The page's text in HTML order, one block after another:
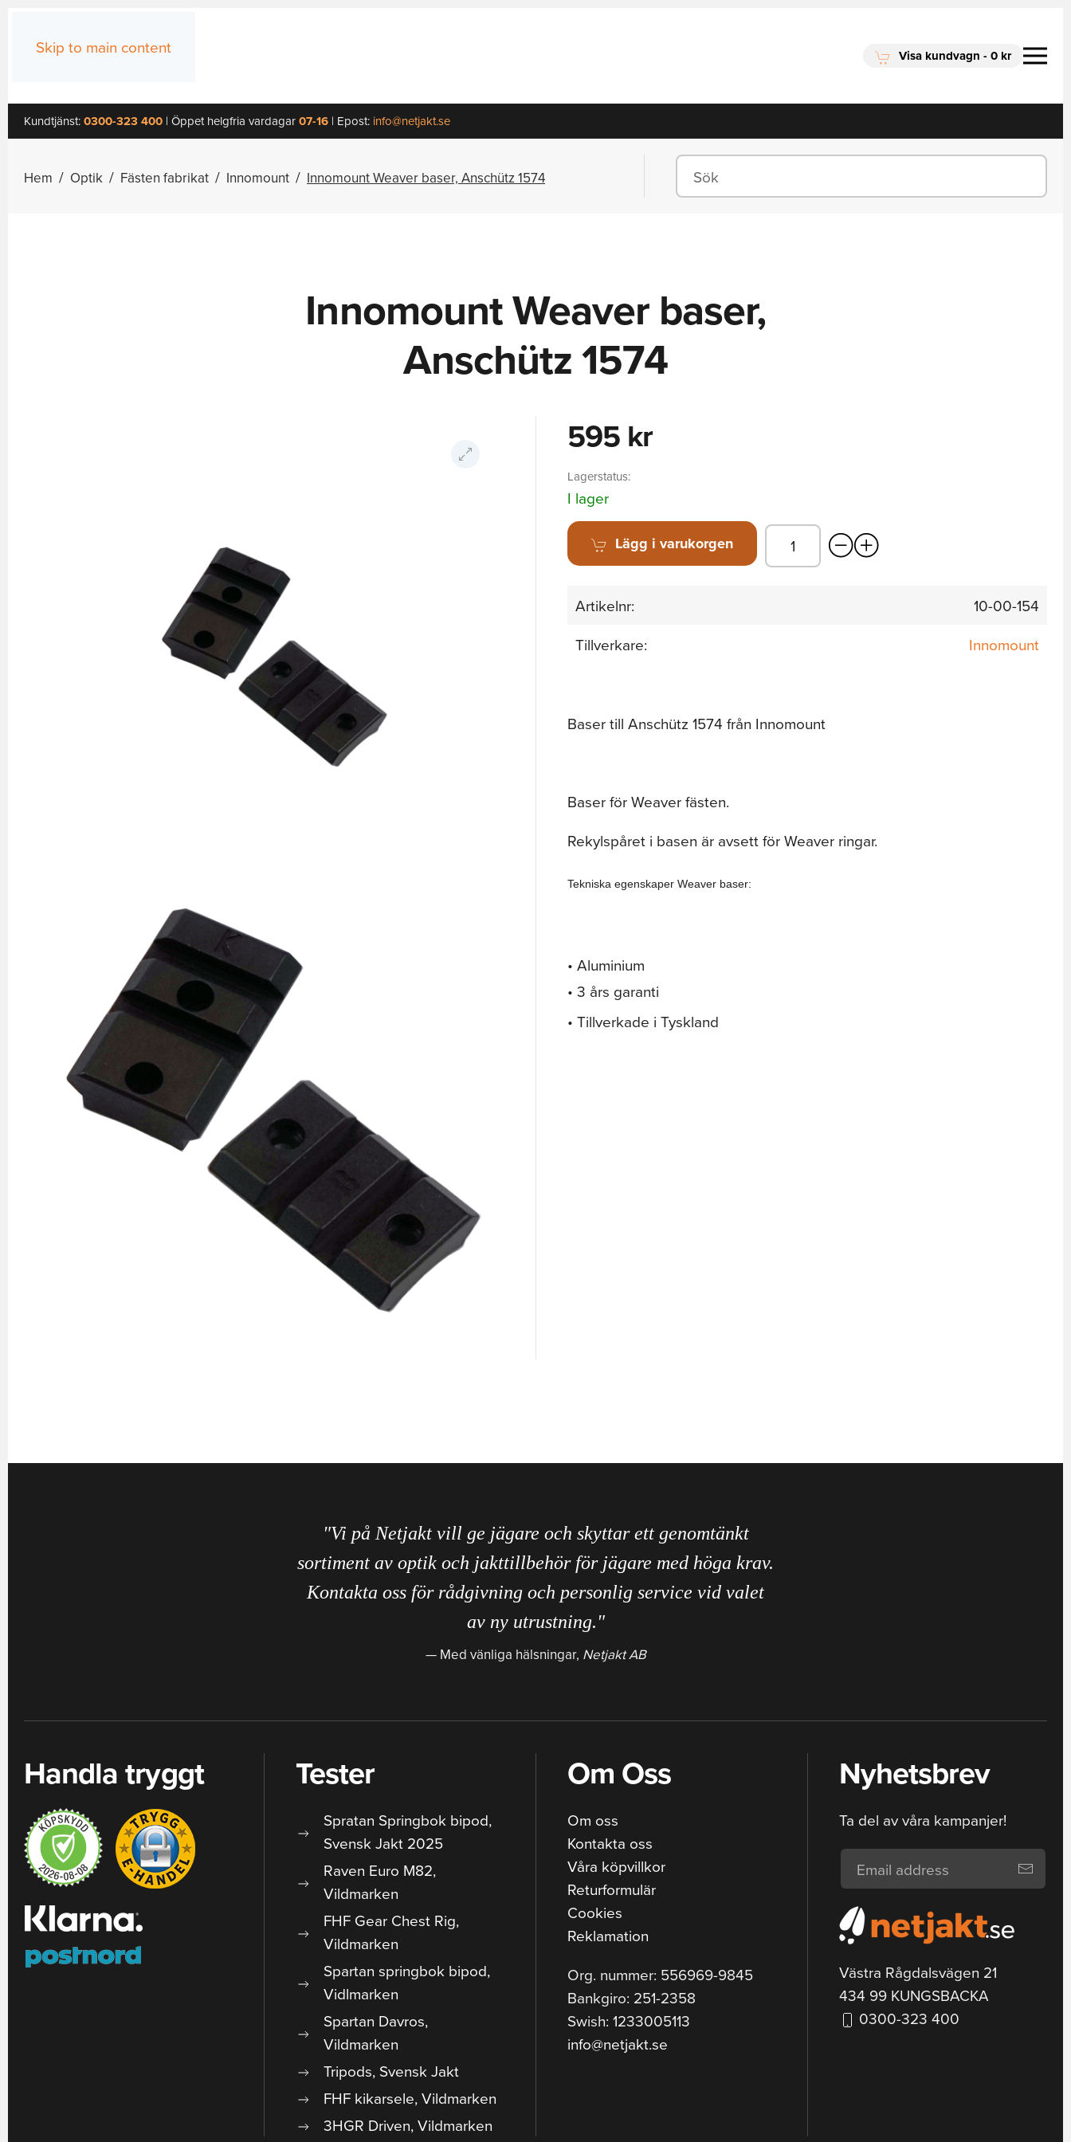
Skip to main content Visa kundvagn - 0 kr
Kundtjänst:0300-323 400 | Öppet helgfria vardagar07-16 | Epost: info@netjakt.se
Hem Optik Fästen fabrikat Innomount Innomount Weaver baser, Anschütz 1574
Innomount Weaver baser,
Anschütz 1574
595 kr
Lagerstatus:
I lager
Lägg i varukorgen
Artikelnr:
10-00-154
Tillverkare:
Innomount
Baser till Anschütz 1574 från Innomount
Baser för Weaver fästen.
Rekylspåret i basen är avsett för Weaver ringar.
Tekniska egenskaper Weaver baser:
• Aluminium
• 3 års garanti
• Tillverkade i Tyskland
"Vi på Netjakt vill ge jägare och skyttar ett genomtänkt
sortiment av optik och jakttillbehör för jägare med höga krav.
Kontakta oss för rådgivning och personlig service vid valet
av ny utrustning."
Med vänliga hälsningar, Netjakt AB
Handla tryggt Tester
Spratan Springbok bipod,
Svensk Jakt 2025
Raven Euro M82,
Vildmarken
FHF Gear Chest Rig,
Vildmarken
Spartan springbok bipod,
Vidlmarken
Spartan Davros,
Vildmarken
Tripods, Svensk Jakt
FHF kikarsele, Vildmarken
3HGR Driven, Vildmarken
Om Oss
Om oss
Kontakta oss
Våra köpvillkor
Returformulär
Cookies
Reklamation
Org. nummer: 556969-9845
Bankgiro: 251-2358
Swish: 1233005113
info@netjakt.se
Nyhetsbrev
Ta del av våra kampanjer!
Västra Rågdalsvägen 21
434 99 KUNGSBACKA
0300-323 400